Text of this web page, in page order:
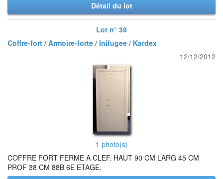
Détail du lot
Lot n° 39
Coffre-fort / Armoire-forte / Inifugee / Kardex
12/12/2012
1 photo(s)
COFFRE FORT FERME A CLEF. HAUT 90 CM LARG 45 CM
PROF 38 CM 88B 6E ETAGE.